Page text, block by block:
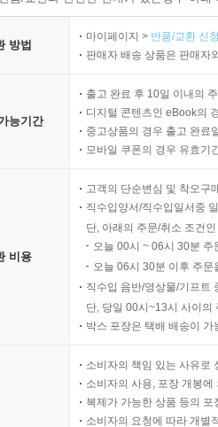
방법
마이페이지 > 반품/교환 신
판매자 배송 상품은 판매자
능기간
출고 완료 후 10일 이내의
디지털 콘텐츠인 eBook의
중고상품의 경우 출고 완료
모바일 쿠폰의 경우 유효기
비용
고객의 단순변심 및 착오구
직수입양서/직수입일서중
단, 아래의 주문/취소 조건
오늘 00시 ~ 06시 30분
오늘 06시 30분 이후 주
직수입 음반/영상물/기프트
단, 당일 00시~13시 사이의
박스 포장은 택배 배송이
소비자의 책임 있는 사유로
소비자의 사용, 포장 개봉
복제가 가능한 상품 등의
소비자의 요청에 따라 개별